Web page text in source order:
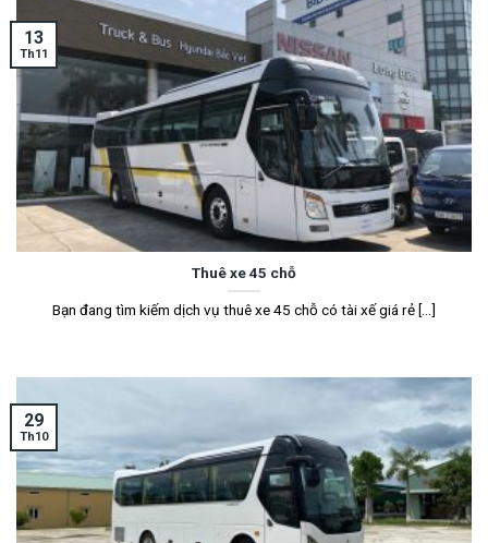
Thuê xe 45 chỗ
Bạn đang tìm kiếm dịch vụ thuê xe 45 chỗ có tài xế giá rẻ [...]
13
Th11
29
Th10